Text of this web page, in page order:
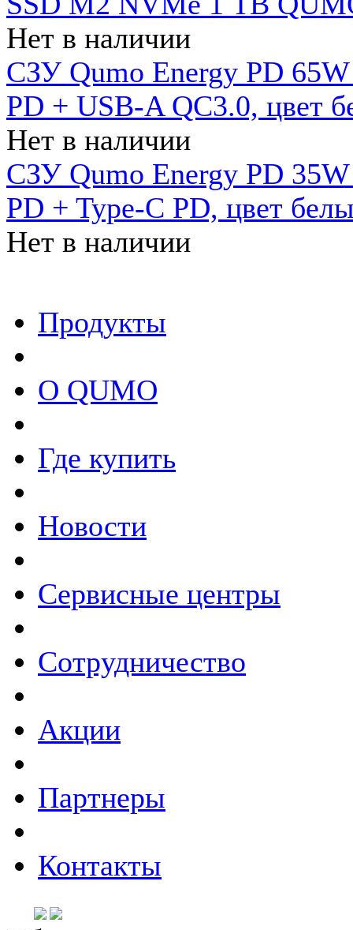
Нет в наличии
СЗУ Qumo Energy PD
PD + USB-A QC3.0, цвет
Нет в наличии
СЗУ Qumo Energy PD
PD + Type-C PD, цвет
Нет в наличии
Продукты
О QUMO
Где купить
Новости
Сервисные центры
Сотрудничество
Акции
Партнеры
Контакты